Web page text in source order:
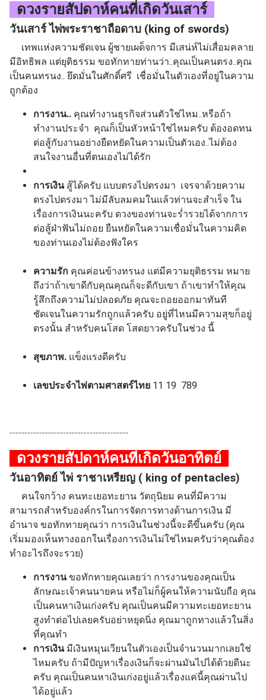
ดวงรายสัปดาห์คนที่เกิดวันเสาร์
วันเสาร์ ไพ่พระราชาถือดาบ (king of swords)
เทพเเห่งความชัดเจน ผู้ชายเผด็จการ มีเสน่ห์ไม่เสื่อมคลาย
มีอิทธิพล แต่ยุติธรรม ขอทักทายท่านว่า..คุณเป็นคนตรง..คุณ
เป็นคนทรนง.. ยึดมั่นในศักดิ์ศรี เชื่อมั่นในตัวเองที่อยู่ในความ
ถูกต้อง
การงาน.. คุณทำงานธุรกิจส่วนตัวใช่ไหม..หรือถ้า
ทำงานประจำ คุณก็เป็นหัวหน้าใช่ไหมครับ ต้องอดทน
ต่อสู้กับงานอย่างยืดหยัดในความเป็นตัวเอง..ไม่ต้อง
สนใจงานอื่นที่ตนเองไม่ได้รัก
การเงินสู้ได้ครับ เเบบตรงไปตรงมา เจรจาด้วยความ
ตรงไปตรงมา ไม่มีลับลมคมในเเล้วท่านจะสำเร็จ ใน
เรื่องการเงินนะครับ ดวงของท่านจะร่ำรวยได้จากการ
ต่อสู้ฝ่าฟันไม่ถอย ยืนหยัดในความเชื่อมั่นในความคิด
ของท่านเองไม่ต้องฟังใคร
ความรัก คุณค่อนข้างทรนง แต่มีความยุติธรรม หมาย
ถึงว่าถ้าเขาดีกับคุณคุณก็จะดีกับเขา ถ้าเขาทำให้คุณ
รู้สึกถึงความไม่ปลอดภัย คุณจะถอยออกมาทันที
ชัดเจนในความรักถูกแล้วครับ อยู่ที่ไหนมีความสุขก็อยู่
ตรงนั้น สำหรับคนโสด โสดยาวครับในช่วง นี้
สุขภาพ. เเข็งเเรงดีครับ
เลขประจำไพ่ตามศาสตร์ไทย 11 19 789
----------------------------------------
ดวงรายสัปดาห์คนที่เกิดวันอาทิตย์
วันอาทิตย์ ไพ่ ราชาเหรียญ ( king of pentacles)
คนใจกว้าง คนทะเยอทะยาน วัตถุนิยม คนที่มีความ
สามารถสำหรับองค์กรในการจัดการทางด้านการเงิน มี
อำนาจ ขอทักทายคุณว่า การเงินในช่วงนี้จะดีขึ้นครับ (คุณ
เริ่มมองเห็นทางออกในเรื่องการเงินไม่ใช่ไหมครับว่าคุณต้อง
ทำอะไรถึงจะรวย)
การงานขอทักทายคุณเลยว่า การงานของคุณเป็น
ลักษณะเจ้าคนนายคน หรือไม่ก็ผู้คนให้ความนับถือ คุณ
เป็นคนหาเงินเก่งครับ คุณเป็นคนมีความทะเยอทะยาน
สูงทำต่อไปเลยครับอย่าหยุดนิ่ง คุณมาถูกทางแล้วในสิ่ง
ที่คุณทำ
การเงินมีเงินหมุนเวียนในตัวเองเป็นจำนวนมากเลยใช่
ไหมครับ ถ้ามีปัญหาเรื่องเงินก็จะผ่านมันไปได้ด้วยดีนะ
ครับ คุณเป็นคนหาเงินเก่งอยู่แล้วเรื่องแค่นี้คุณผ่านไป
ได้อยู่แล้ว